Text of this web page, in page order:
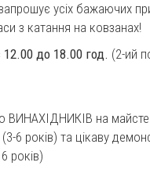
усіх бажаючих
з катання на ковзанах!
12.00 до 18.00 год. (2-ий
ВИНАХІДНИКІВ на
6 років) та цікаву
років)